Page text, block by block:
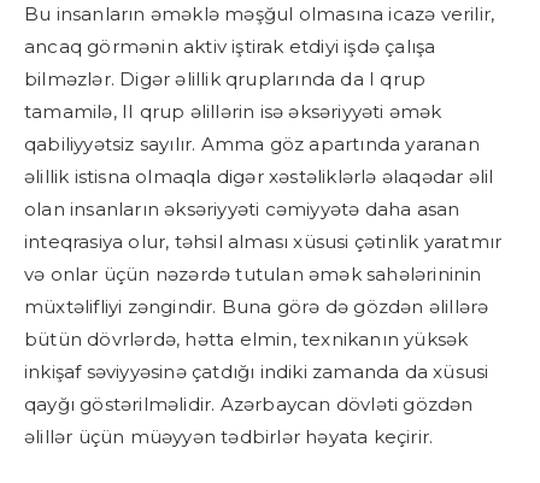
Bu insanların əməklə məşğul olmasına icazə verilir,
ancaq görmənin aktiv iştirak etdiyi işdə çalışa
bilməzlər. Digər əlillik qruplarında da I qrup
tamamilə, II qrup əlillərin isə əksəriyyəti əmək
qabiliyyətsiz sayılır. Amma göz apartında yaranan
əlillik istisna olmaqla digər xəstəliklərlə əlaqədar əlil
olan insanların əksəriyyəti cəmiyyətə daha asan
inteqrasiya olur, təhsil alması xüsusi çətinlik yaratmır
və onlar üçün nəzərdə tutulan əmək sahələrininin
müxtəlifliyi zəngindir. Buna görə də gözdən əlillərə
bütün dövrlərdə, hətta elmin, texnikanın yüksək
inkişaf səviyyəsinə çatdığı indiki zamanda da xüsusi
qayğı göstərilməlidir. Azərbaycan dövləti gözdən
əlillər üçün müəyyən tədbirlər həyata keçirir.